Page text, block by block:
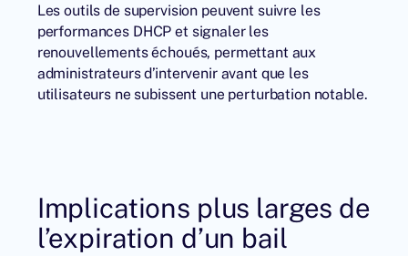
Les outils de supervision peuvent suivre les
performances DHCP et signaler les
renouvellements échoués, permettant aux
administrateurs d’intervenir avant que les
utilisateurs ne subissent une perturbation notable.
Implications plus larges de
l’expiration d’un bail